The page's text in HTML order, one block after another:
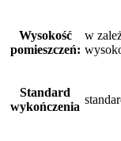
Wysokość
pomieszczeń:
w
Standard
wykończenia